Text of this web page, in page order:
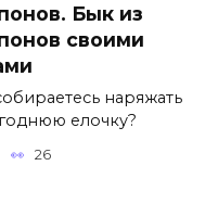
Бык из
своими
наряжать
елочку?
26